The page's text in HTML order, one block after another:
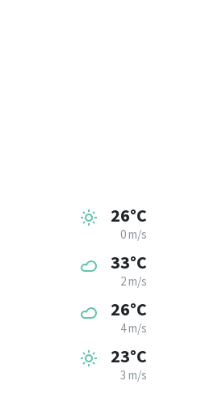
26°C
0 m/s
33°C
2 m/s
26°C
4 m/s
23°C
3 m/s